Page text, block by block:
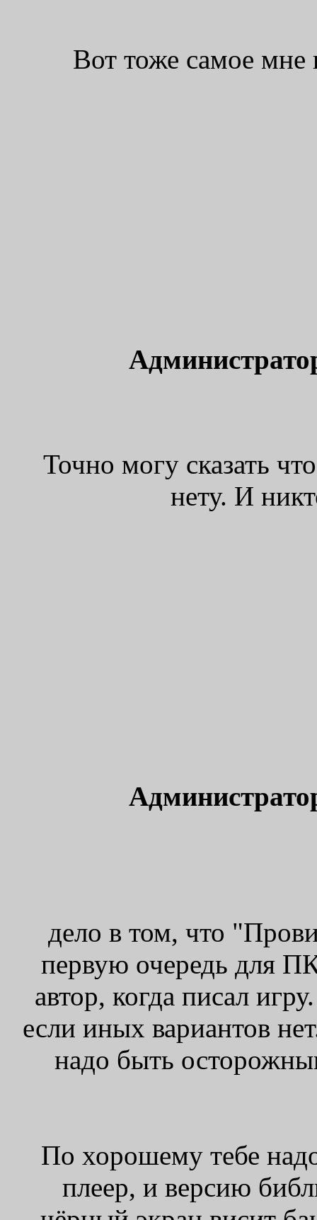
Вот тоже самое мне
Точно могу сказать
нету. И
дело в том, что
первую очередь для
автор, когда писал
если иных вариантов
надо быть
По хорошему тебе
плеер, и версию